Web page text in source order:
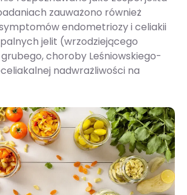
zauważono również
endometriozy i celiakii
jelit (wrzodziejącego
choroby Leśniowskiego-
nadwrażliwości na